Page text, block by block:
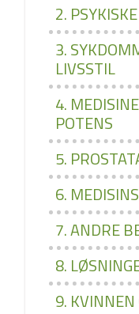
2.
3.
LIVSSTIL
4.
POTENS
5.
6.
7. ANDRE
8.
9. KVINNEN